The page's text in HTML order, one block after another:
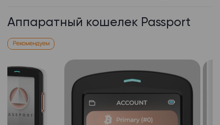
Аппаратный кошелек Passport
Рекомендуем